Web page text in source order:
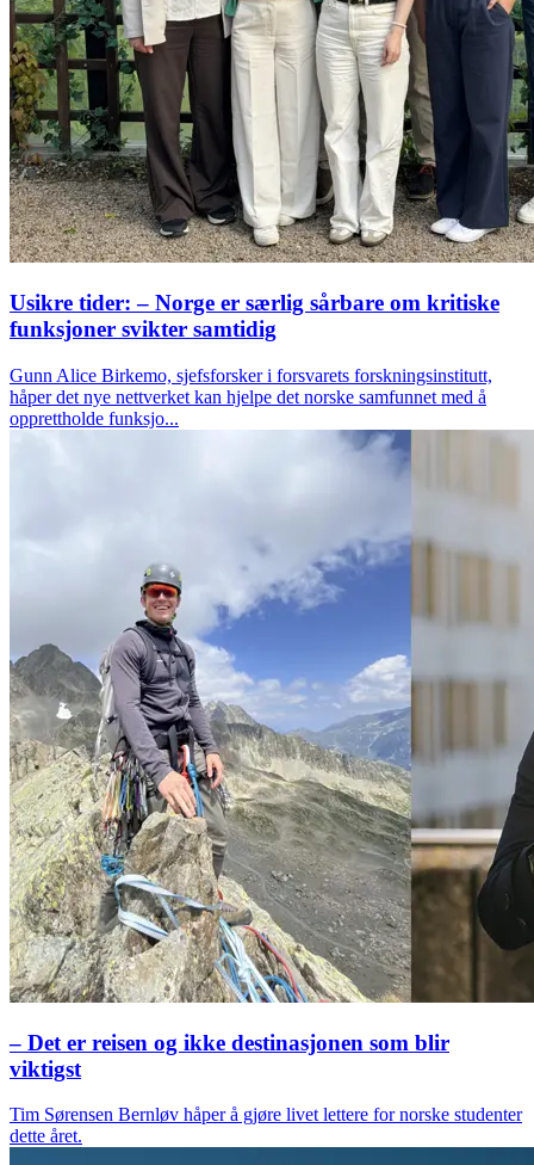
Usikre tider: – Norge er særlig sårbare om kritiske
funksjoner svikter samtidig
Gunn Alice Birkemo, sjefsforsker i forsvarets forskningsinstitutt,
håper det nye nettverket kan hjelpe det norske samfunnet med å
opprettholde funksjo...
– Det er reisen og ikke destinasjonen som blir
viktigst
Tim Sørensen Bernløv håper å gjøre livet lettere for norske studenter
dette året.